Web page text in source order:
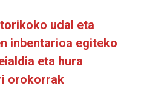
udal eta
inbentarioa egiteko
eta hura
orokorrak